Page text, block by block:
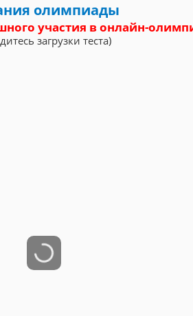
олимпиады
участия в онлайн-
загрузки теста)